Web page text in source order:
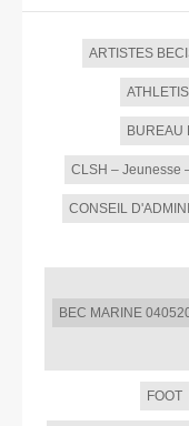
ARTISTES
BUREAU
CLSH – Jeunesse
CONSEIL
BEC MARINE
FOOT